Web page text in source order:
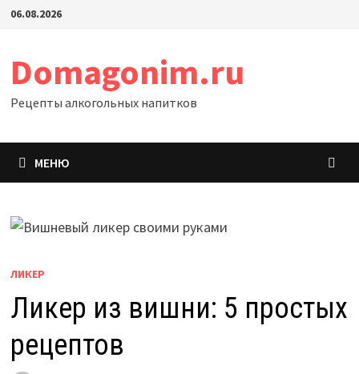
Перейти
06.08.2026
Domagonim.ru
Рецепты алкогольных напитков
МЕНЮ
ЛИКЕР
Ликер из вишни: 5 простых
рецептов